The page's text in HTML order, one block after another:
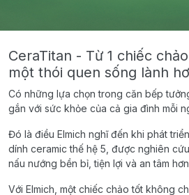
CeraTitan - Từ 1 chiếc
một thói quen sống lành
Có những lựa chọn trong căn bếp
gắn với sức khỏe của cả gia đình mỗi
Đó là điều Elmich nghĩ đến khi phát
dính ceramic thế hệ 5, được nghiên
nấu nướng bền bỉ, tiện lợi và an tâm
Với Elmich, một chiếc chảo tốt không